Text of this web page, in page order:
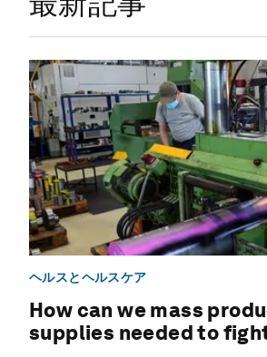
ヘルスとヘルスケア
How can we mass
supplies needed to fight